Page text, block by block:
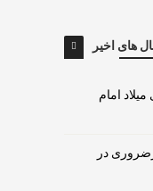
های اخیر
امام
در